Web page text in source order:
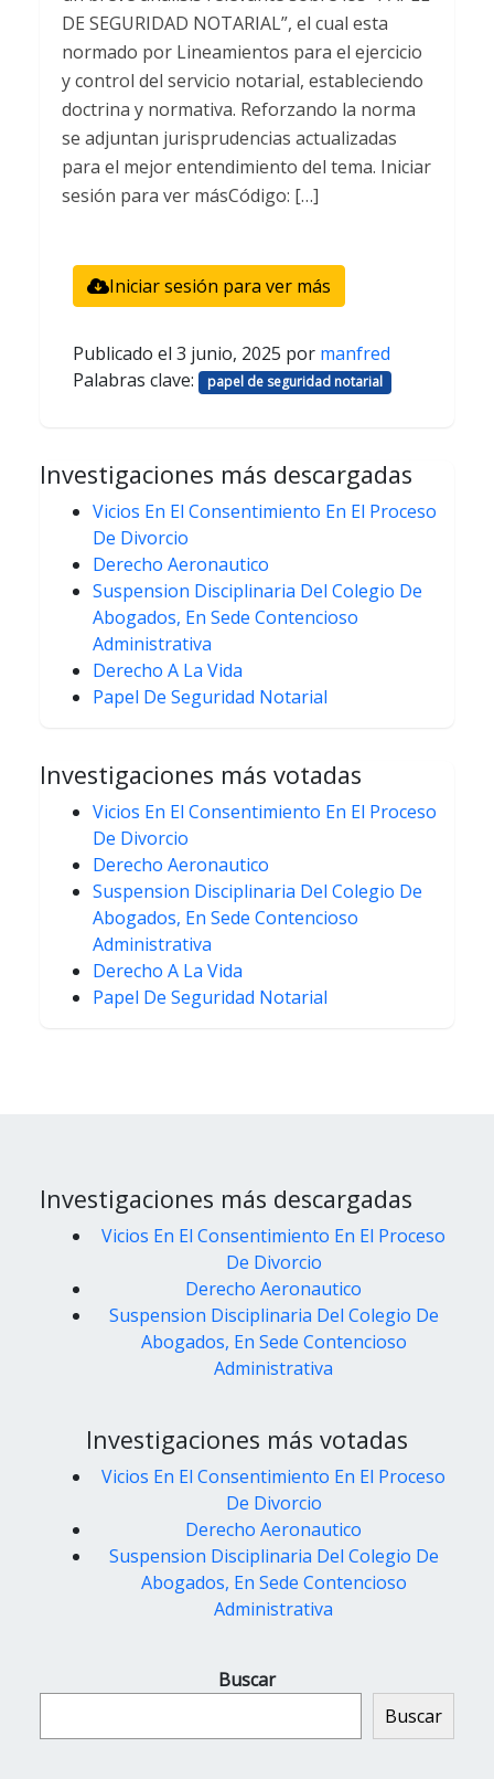
DE SEGURIDAD NOTARIAL”, el cual esta
normado por Lineamientos para el ejercicio
y control del servicio notarial, estableciendo
doctrina y normativa. Reforzando la norma
se adjuntan jurisprudencias actualizadas
para el mejor entendimiento del tema. Iniciar
sesión para ver másCódigo: […]
Iniciar sesión para ver más
Publicado el 3 junio, 2025 por manfred
Palabras clave:
papel de seguridad notarial
Investigaciones más descargadas
Vicios En El Consentimiento En El Proceso
De Divorcio
Derecho Aeronautico
Suspension Disciplinaria Del Colegio De
Abogados, En Sede Contencioso
Administrativa
Derecho A La Vida
Papel De Seguridad Notarial
Investigaciones más votadas
Vicios En El Consentimiento En El Proceso
De Divorcio
Derecho Aeronautico
Suspension Disciplinaria Del Colegio De
Abogados, En Sede Contencioso
Administrativa
Derecho A La Vida
Papel De Seguridad Notarial
Investigaciones más descargadas
Vicios En El Consentimiento En El Proceso
De Divorcio
Derecho Aeronautico
Suspension Disciplinaria Del Colegio De
Abogados, En Sede Contencioso
Administrativa
Investigaciones más votadas
Vicios En El Consentimiento En El Proceso
De Divorcio
Derecho Aeronautico
Suspension Disciplinaria Del Colegio De
Abogados, En Sede Contencioso
Administrativa
Buscar
Buscar